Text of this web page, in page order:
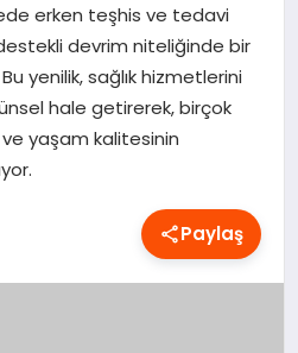
erken teşhis ve tedavi
devrim niteliğinde bir
yenilik, sağlık hizmetlerini
hale getirerek, birçok
ve yaşam kalitesinin
Paylaş